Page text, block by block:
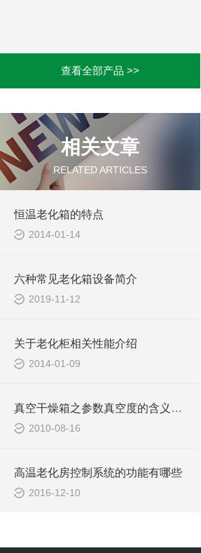
查看全部产品 >>
相关文章
RELATED ARTICLES
恒温老化箱的特点
2014-01-14
六种常见老化箱设备简介
2019-11-12
关于老化柜相关性能介绍
2014-01-09
真空干燥箱之参数真空度的含义及单位
2010-08-16
高温老化房控制系统的功能有哪些
2016-12-10